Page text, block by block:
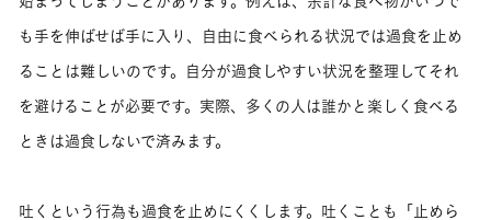
も手を伸ばせば手に入り、自由に食べられる状況では過食を止め
ることは難しいのです。自分が過食しやすい状況を整理してそれ
を避けることが必要です。実際、多くの人は誰かと楽しく食べる
ときは過食しないで済みます。
吐くという行為も過食を止めにくくします。吐くことも「止めら